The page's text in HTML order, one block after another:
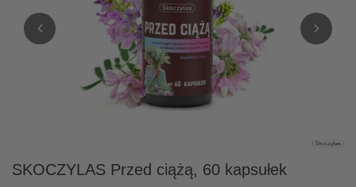
SKOCZYLAS Przed ciążą, 60 kapsułek